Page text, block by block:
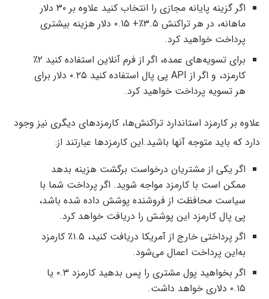
اگر گزینه پایانه مجازی را انتخاب کنید علاوه بر ۳۰ دلار
ماهانه، در هر تراکنش ۳.۵٪+ ۰.۱۵ دلار هزینه بیشتری
پرداخت خواهید کرد.
برای تسویه‌های عمده، اگر از فرم آنلاین استفاده کنید ۲٪
کارمزد، و اگر از API پی پال استفاده کنید ۰.۲۵ دلار برای
هر تسویه پرداخت خواهید کرد.
علاوه بر کارمزد استاندارد تراکنش‌ها، کارمزدهای دیگری نیز وجود
دارد که باید متوجه آنها باشید.‌این کارمزدها عبارتند از:
اگر یکی از مشتریان درخواست برگشت هزینه بدهد
ممکن است با کارمزد مواجه شوید. اگر پرداخت شما با
سیاست محافظت از فروشنده پوشش داده شده باشد،
پی پال کارمزد‌ این پوشش را دریافت خواهد کرد.
اگر پرداختی خارج از آمریکا دریافت کنید، ۱.۵٪ کارمزد
به‌این پرداخت اعمال می‌شود.
اگر بخواهید پول مشتری را پس بدهید کارمزد ۰.۳ یا
۰.۱۵ دلاری خواهد داشت.